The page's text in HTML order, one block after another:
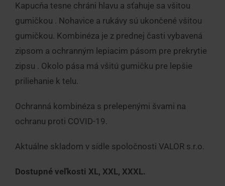
Kapucňa tesne chráni hlavu a sťahuje sa všitou
gumičkou . Nohavice a rukávy sú ukončené všitou
gumičkou. Kombinéza je z prednej časti vybavená
zipsom a ochranným lepiacim pásom pre prekrytie
zipsu . Okolo pása má všitú gumičku pre lepšie
priliehanie k telu.
Ochranná kombinéza s prelepenými švami na
ochranu proti COVID-19.
Aktuálne skladom v sídle spoločnosti VALOR s.r.o.
Dostupné veľkosti XL, XXL, XXXL.